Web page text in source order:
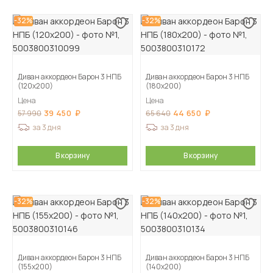
-32%
Диван аккордеон Барон 3 НПБ
(120х200)
Цена
57 990 39 450
за 3 дня
В корзину
-32%
Диван аккордеон Барон 3 НПБ
(180х200)
Цена
65 640 44 650
за 3 дня
В корзину
-32%
Диван аккордеон Барон 3 НПБ
(155х200)
-32%
Диван аккордеон Барон 3 НПБ
(140х200)